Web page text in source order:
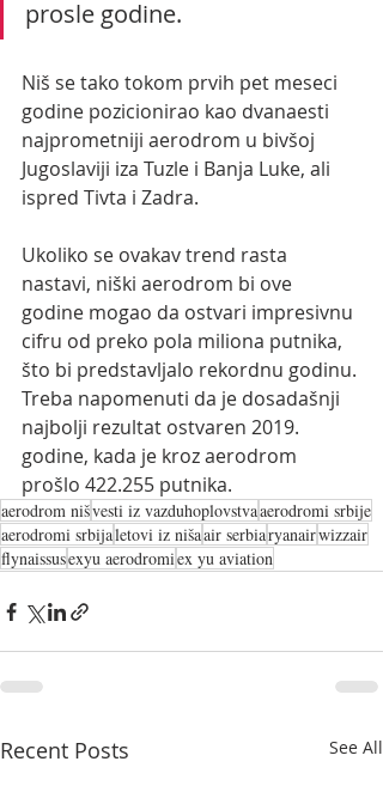
prosle godine.
Niš se tako tokom prvih pet meseci
godine pozicionirao kao dvanaesti
najprometniji aerodrom u bivšoj
Jugoslaviji iza Tuzle i Banja Luke, ali
ispred Tivta i Zadra.
Ukoliko se ovakav trend rasta
nastavi, niški aerodrom bi ove
godine mogao da ostvari impresivnu
cifru od preko pola miliona putnika,
što bi predstavljalo rekordnu godinu.
Treba napomenuti da je dosadašnji
najbolji rezultat ostvaren 2019.
godine, kada je kroz aerodrom
prošlo 422.255 putnika.
aerodrom nišvesti iz vazduhoplovstvaaerodromi srbije
aerodromi srbijaletovi iz nišaair serbiaryanairwizzair
flynaissusexyu aerodromiex yu aviation
Recent Posts See All